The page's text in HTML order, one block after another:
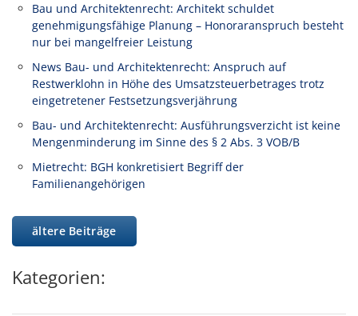
Bau und Architektenrecht: Architekt schuldet
genehmigungsfähige Planung – Honoraranspruch besteht
nur bei mangelfreier Leistung
News Bau- und Architektenrecht: Anspruch auf
Restwerklohn in Höhe des Umsatzsteuerbetrages trotz
eingetretener Festsetzungsverjährung
Bau- und Architektenrecht: Ausführungsverzicht ist keine
Mengenminderung im Sinne des § 2 Abs. 3 VOB/B
Mietrecht: BGH konkretisiert Begriff der
Familienangehörigen
ältere Beiträge
Kategorien: